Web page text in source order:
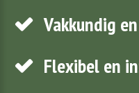
Vakkundig
Flexibel en